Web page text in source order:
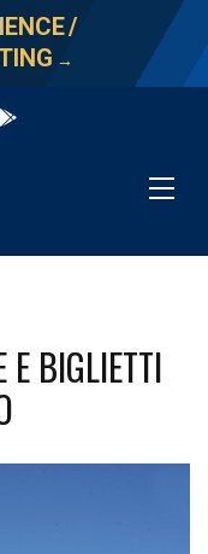
/
→
E BIGLIETTI